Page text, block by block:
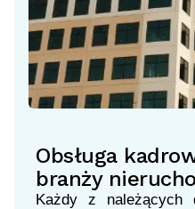
Obsługa
branży
Każdy z należących